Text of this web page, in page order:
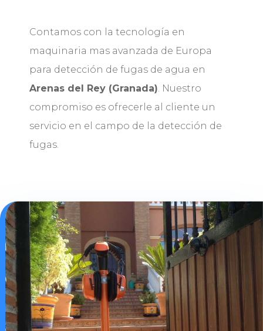
Contamos con la tecnología en
maquinaria mas avanzada de Europa
para detección de fugas de agua en
Arenas del Rey (Granada). Nuestro
compromiso es ofrecerle al cliente un
servicio en el campo de la detección de
fugas.